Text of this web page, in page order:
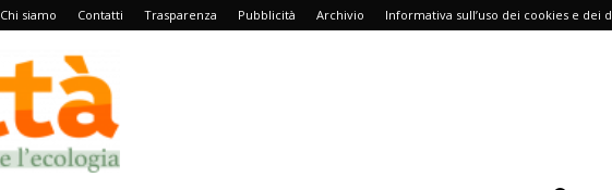
Chi siamo Contatti Trasparenza Pubblicità Archivio Informativa sull’uso dei cookies e dei